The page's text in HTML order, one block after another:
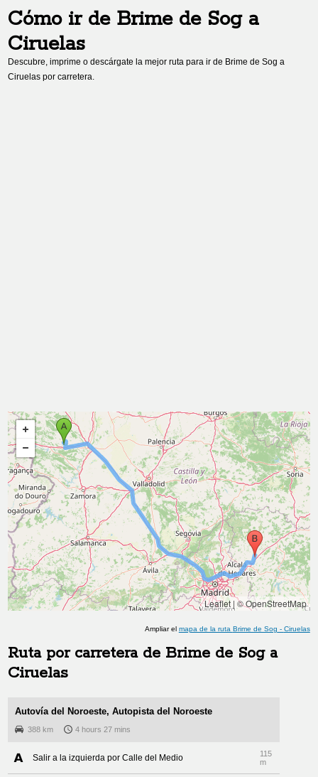
Cómo ir de Brime de Soga
Ciruelas
Descubre, imprime o descárgate la mejor ruta para ir de Brime de Sog a
Ciruelas por carretera.
Leaflet| © OpenStreetMap
Ampliar el mapa de la ruta Brime de Sog - Ciruelas
Ruta por carretera de Brime de Soga
Ciruelas
Autovía del Noroeste, Autopista del Noroeste
388 km 4 hours 27 mins
Salir a la izquierda por Calle del Medio
115
m